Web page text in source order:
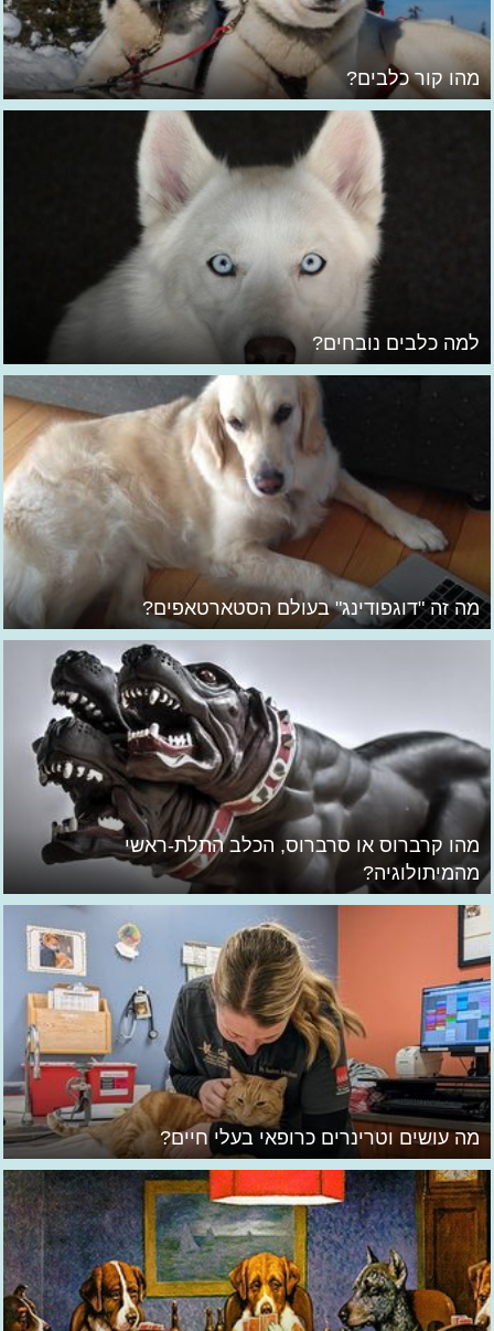
מהו קור כלבים?
למה כלבים נובחים?
מה זה "דוגפודינג" בעולם הסטארטאפים?
מהו קרברוס או סרברוס, הכלב התלת-ראשי
מהמיתולוגיה?
מה עושים וטרינרים כרופאי בעלי חיים?